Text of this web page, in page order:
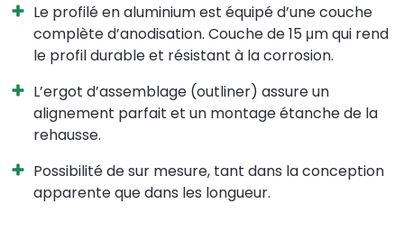
Le profilé en aluminium est équipé d’une couche
complète d’anodisation. Couche de 15 μm qui rend
le profil durable et résistant à la corrosion.
L’ergot d’assemblage (outliner) assure un
alignement parfait et un montage étanche de la
rehausse.
Possibilité de sur mesure, tant dans la conception
apparente que dans les longueur.